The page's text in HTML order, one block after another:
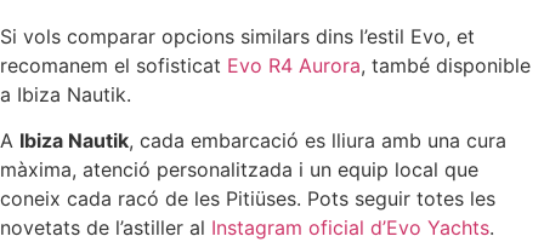
Si vols comparar opcions similars dins l’estil Evo, et
recomanem el sofisticat Evo R4 Aurora, també disponible
a Ibiza Nautik.
A Ibiza Nautik, cada embarcació es lliura amb una cura
màxima, atenció personalitzada i un equip local que
coneix cada racó de les Pitiüses. Pots seguir totes les
novetats de l’astiller al Instagram oficial d’Evo Yachts.